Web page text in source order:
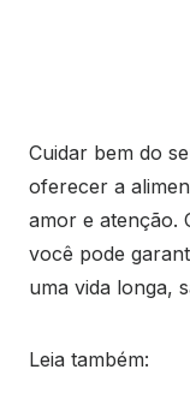
Cuidar bem do
oferecer a
amor e atenção.
você pode
uma vida longa,
Leia também: